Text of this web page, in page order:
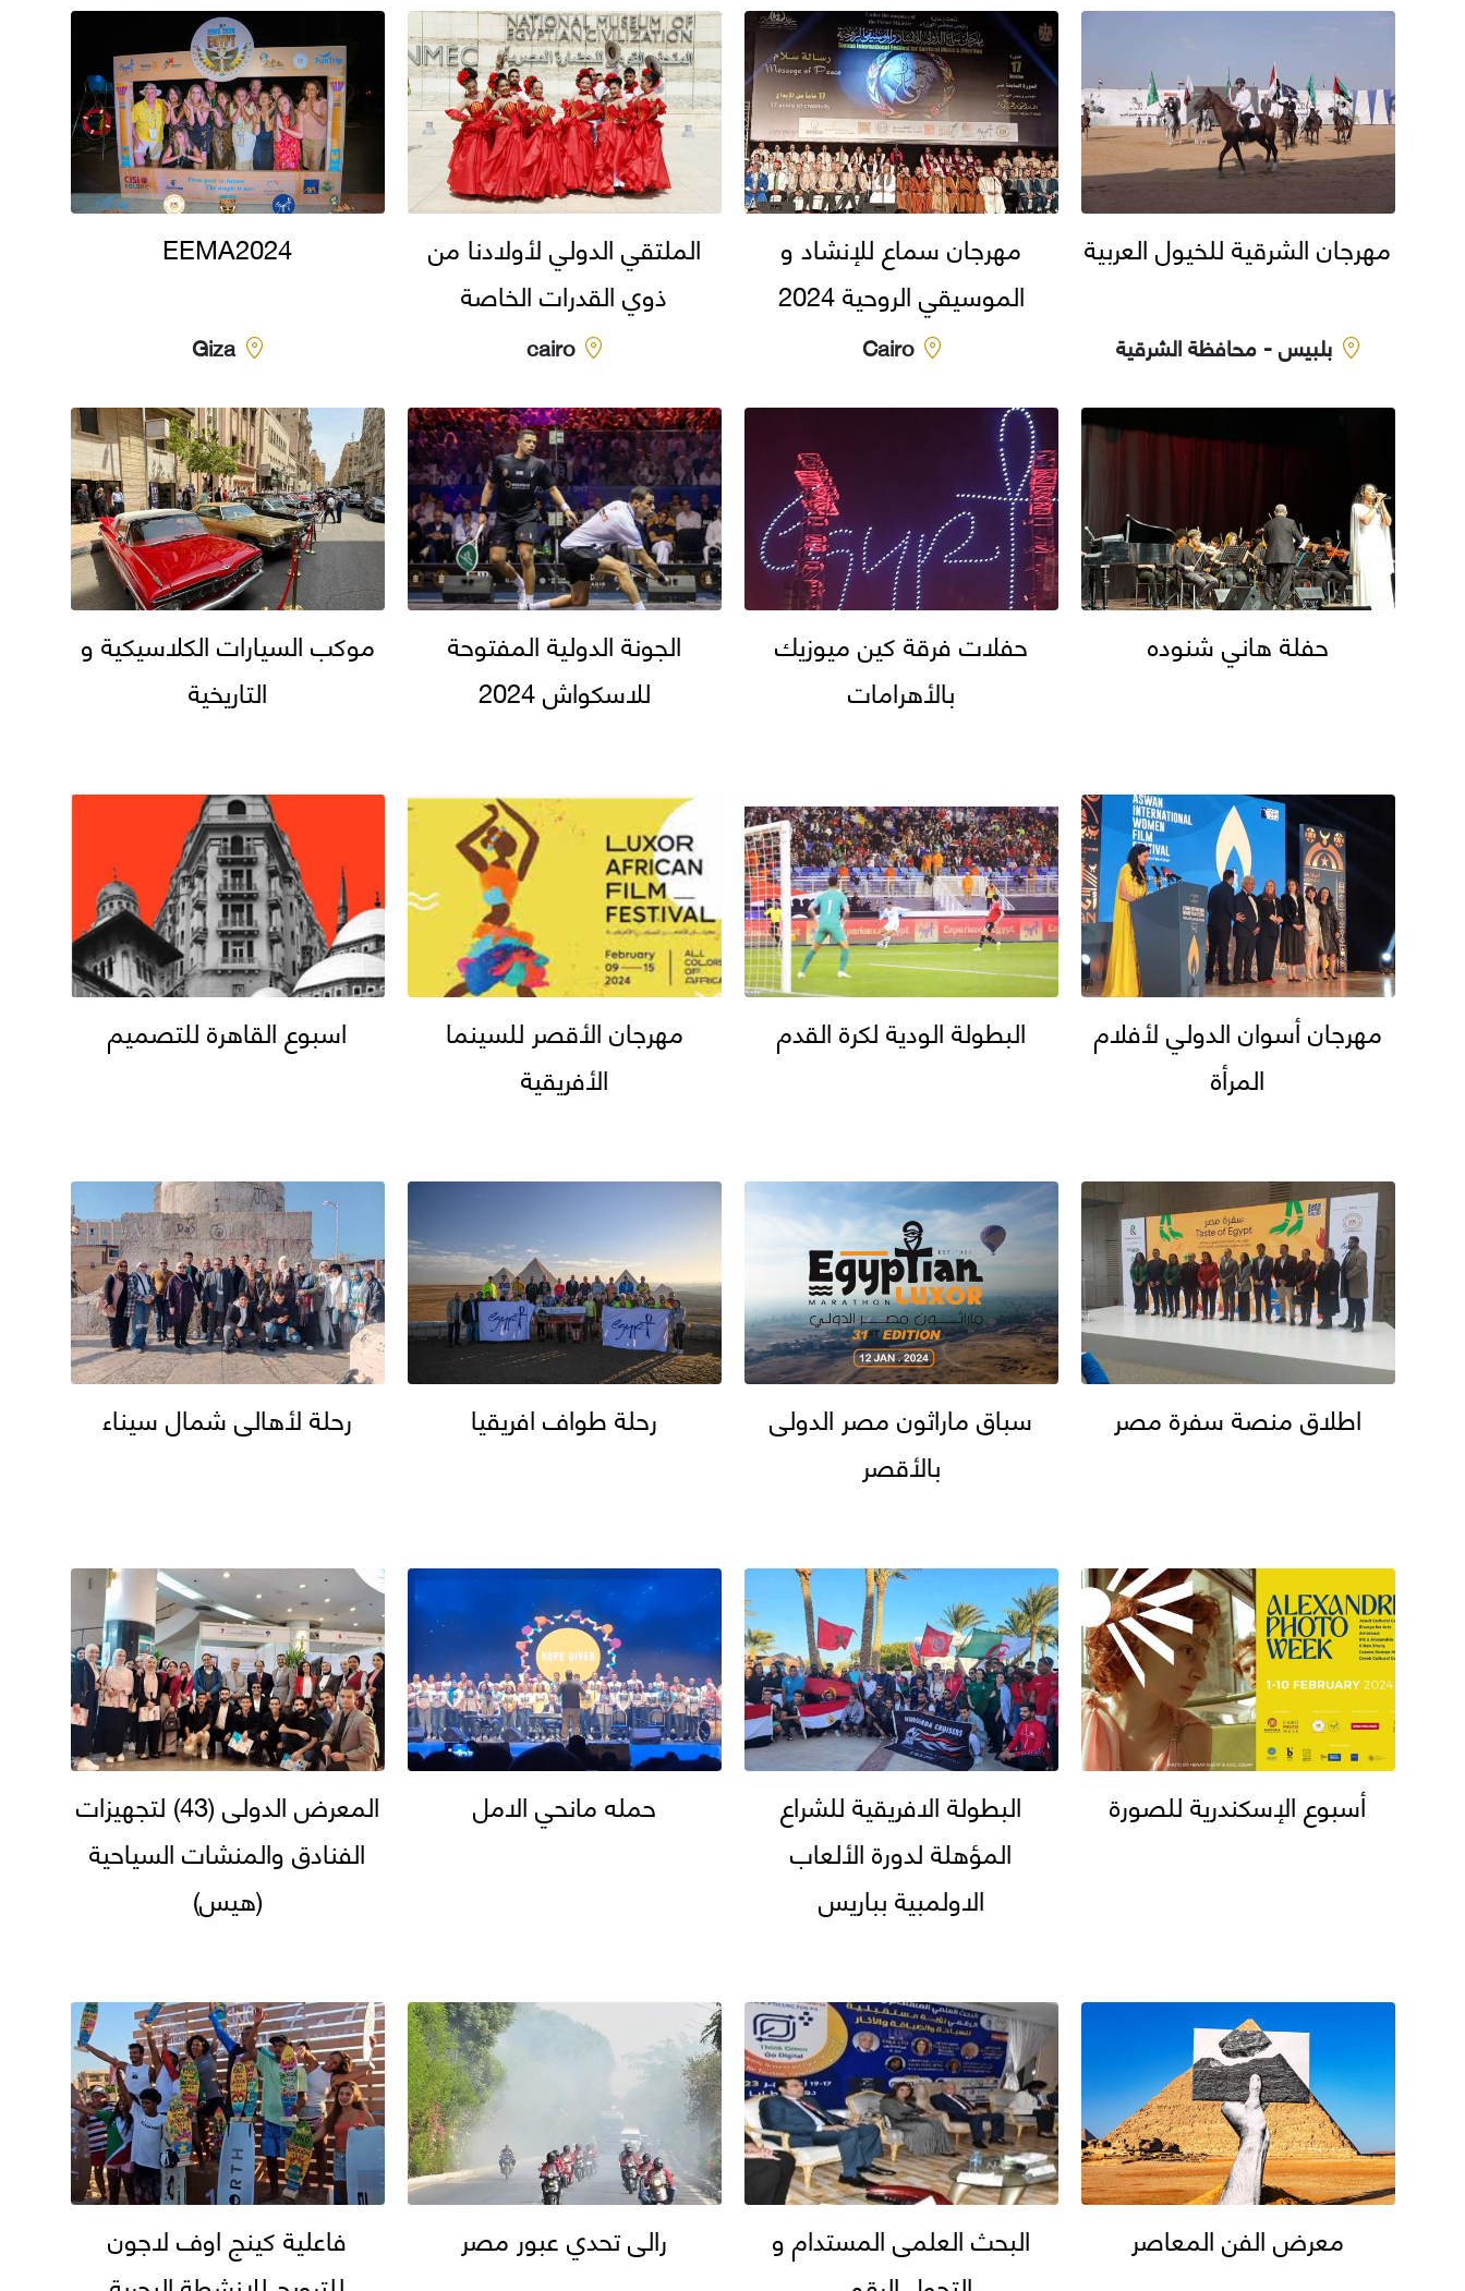
مهرجان الشرقية للخيول العربية
بلبيس - محافظة الشرقية
مهرجان سماع للإنشاد و
الموسيقي الروحية 2024
Cairo
الملتقي الدولي لأولادنا من
ذوي القدرات الخاصة
cairo
EEMA2024
Giza
حفلة هاني شنوده
حفلات فرقة كين ميوزيك
بالأهرامات
الجونة الدولية المفتوحة
للاسكواش 2024
موكب السيارات الكلاسيكية و
التاريخية
مهرجان أسوان الدولي لأفلام
المرأة
البطولة الودية لكرة القدم
مهرجان الأقصر للسينما
الأفريقية
اسبوع القاهرة للتصميم
اطلاق منصة سفرة مصر
سباق ماراثون مصر الدولى
بالأقصر
رحلة طواف افريقيا رحلة لأهالى شمال سيناء
أسبوع الإسكندرية للصورة
البطولة الافريقية للشراع
المؤهلة لدورة الألعاب
الاولمبية بباريس
حمله مانحي الامل
المعرض الدولى (43) لتجهيزات
الفنادق والمنشات السياحية
(هيس)
معرض الفن المعاصر
البحث العلمى المستدام و
رالى تحدي عبور مصر
فاعلية كينج اوف لاجون